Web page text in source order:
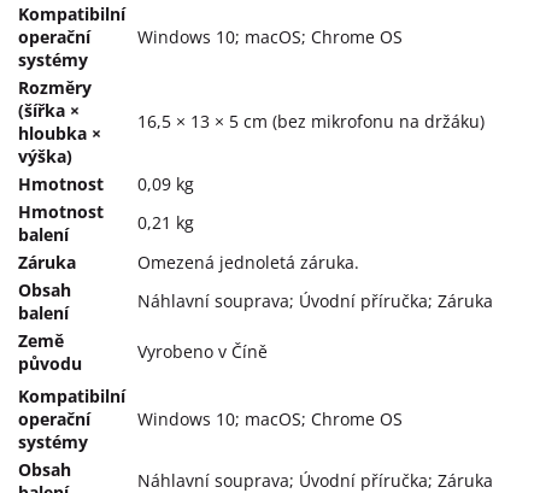
Kompatibilní
operační
systémy
Windows 10; macOS; Chrome OS
Rozměry
(šířka ×
hloubka ×
výška)
16,5 × 13 × 5 cm (bez mikrofonu na držáku)
Hmotnost
0,09 kg
Hmotnost
balení
0,21 kg
Záruka
Omezená jednoletá záruka.
Obsah
balení
Náhlavní souprava; Úvodní příručka; Záruka
Země
původu
Vyrobeno v Číně
Kompatibilní
operační
systémy
Windows 10; macOS; Chrome OS
Obsah
Náhlavní souprava; Úvodní příručka; Záruka